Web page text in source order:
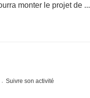
monter le projet de ...
Suivre son activité